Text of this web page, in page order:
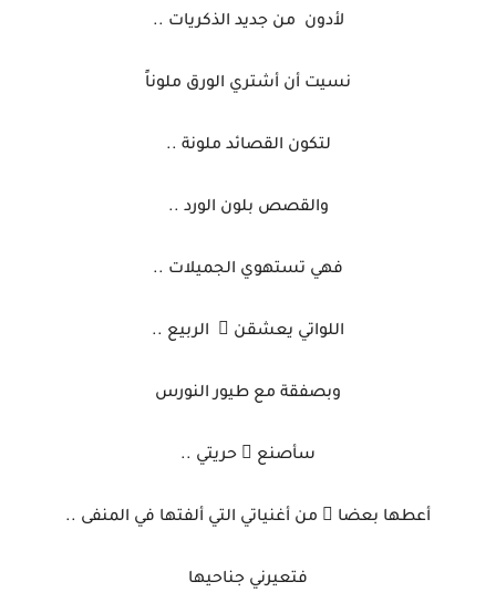
لأدون من جديد الذكريات ..
نسيت أن أشتري الورق ملوناً
لتكون القصائد ملونة ..
والقصص بلون الورد ..
فهي تستهوي الجميلات ..
اللواتي يعشقن َ الربيع ..
وبصفقة مع طيور النورس
سأصنع ُ حريتي ..
أعطها بعضا ً من أغنياتي التي ألفتها في المنفى ..
فتعيرني جناحيها